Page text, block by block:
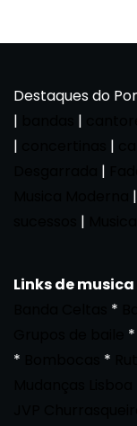
Destaques do
|
|
|
|
|
|
|
Links de
*
*
*
*